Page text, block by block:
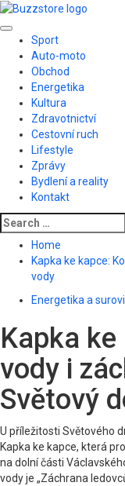
Skip
content
Primary
Menu
Sport
Auto-moto
Obchod
Energetika
Kultura
Zdravotnictví
Cestovní ruch
Lifestyle
Zprávy
Bydlení a reality
Kontakt
Search
for:
Home
Kapka ke kapce:
vody
Energetika a
Kapka
vody i
Světový
U příležitosti Světového
Kapka ke kapce, která
na dolní části
vody je „Záchrana